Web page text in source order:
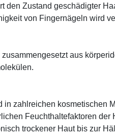
den Zustand geschädigter
von Fingernägeln wird
aus
in zahlreichen kosmetischen
Feuchthaltefaktoren der
trockener Haut bis zur